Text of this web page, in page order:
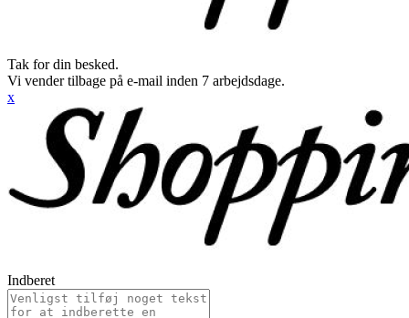
Tak for din besked.
Vi vender tilbage på e-mail inden 7 arbejdsdage.
x
Indberet